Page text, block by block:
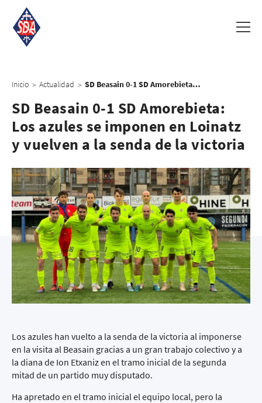
Inicio > Actualidad > SD Beasain 0-1 SD Amorebieta: Los azules se imponen en Loinatz y vuelven a la senda de la victoria
SD Beasain 0-1 SD Amorebieta:
Los azules se imponen en Loinatz
y vuelven a la senda de la victoria
Los azules han vuelto a la senda de la victoria al imponerse
en la visita al Beasain gracias a un gran trabajo colectivo y a
la diana de Ion Etxaniz en el tramo inicial de la segunda
mitad de un partido muy disputado.
Ha apretado en el tramo inicial el equipo local, pero la